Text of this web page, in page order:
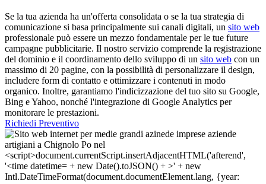
Se la tua azienda ha un'offerta consolidata o se la tua strategia di
comunicazione si basa principalmente sui canali digitali, un sito web
professionale può essere un mezzo fondamentale per le tue future
campagne pubblicitarie. Il nostro servizio comprende la registrazione
del dominio e il coordinamento dello sviluppo di un sito web con un
massimo di 20 pagine, con la possibilità di personalizzare il design,
includere form di contatto e ottimizzare i contenuti in modo
organico. Inoltre, garantiamo l'indicizzazione del tuo sito su Google,
Bing e Yahoo, nonché l'integrazione di Google Analytics per
monitorare le prestazioni.
Richiedi Preventivo